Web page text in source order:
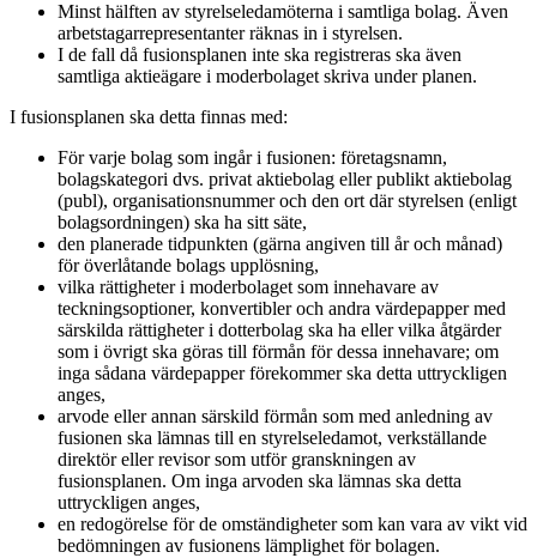
Minst hälften av styrelseledamöterna i samtliga bolag. Även
arbetstagarrepresentanter räknas in i styrelsen.
I de fall då fusionsplanen inte ska registreras ska även
samtliga aktieägare i moderbolaget skriva under planen.
I fusionsplanen ska detta finnas med:
För varje bolag som ingår i fusionen: företagsnamn,
bolagskategori dvs. privat aktiebolag eller publikt aktiebolag
(publ), organisationsnummer och den ort där styrelsen (enligt
bolagsordningen) ska ha sitt säte,
den planerade tidpunkten (gärna angiven till år och månad)
för överlåtande bolags upplösning,
vilka rättigheter i moderbolaget som innehavare av
teckningsoptioner, konvertibler och andra värdepapper med
särskilda rättigheter i dotterbolag ska ha eller vilka åtgärder
som i övrigt ska göras till förmån för dessa innehavare; om
inga sådana värdepapper förekommer ska detta uttryckligen
anges,
arvode eller annan särskild förmån som med anledning av
fusionen ska lämnas till en styrelseledamot, verkställande
direktör eller revisor som utför granskningen av
fusionsplanen. Om inga arvoden ska lämnas ska detta
uttryckligen anges,
en redogörelse för de omständigheter som kan vara av vikt vid
bedömningen av fusionens lämplighet för bolagen.